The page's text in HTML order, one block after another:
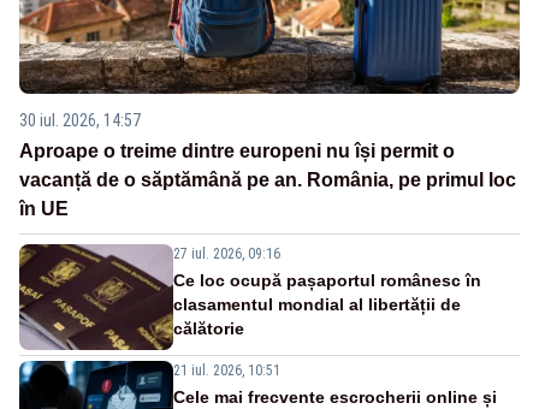
30 iul. 2026, 14:57
Aproape o treime dintre europeni nu își permit o
vacanță de o săptămână pe an. România, pe primul loc
în UE
27 iul. 2026, 09:16
Ce loc ocupă pașaportul românesc în
clasamentul mondial al libertății de
călătorie
21 iul. 2026, 10:51
Cele mai frecvente escrocherii online și